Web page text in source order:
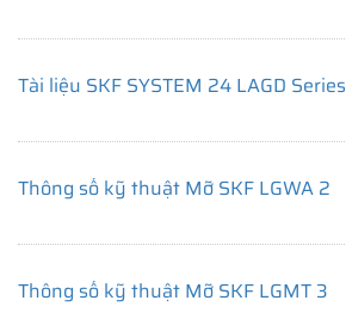
Tài liệu SKF SYSTEM 24 LAGD Series
Thông số kỹ thuật Mỡ SKF LGWA 2
Thông số kỹ thuật Mỡ SKF LGMT 3